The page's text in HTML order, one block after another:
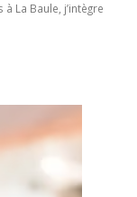
La Baule, j’intègre